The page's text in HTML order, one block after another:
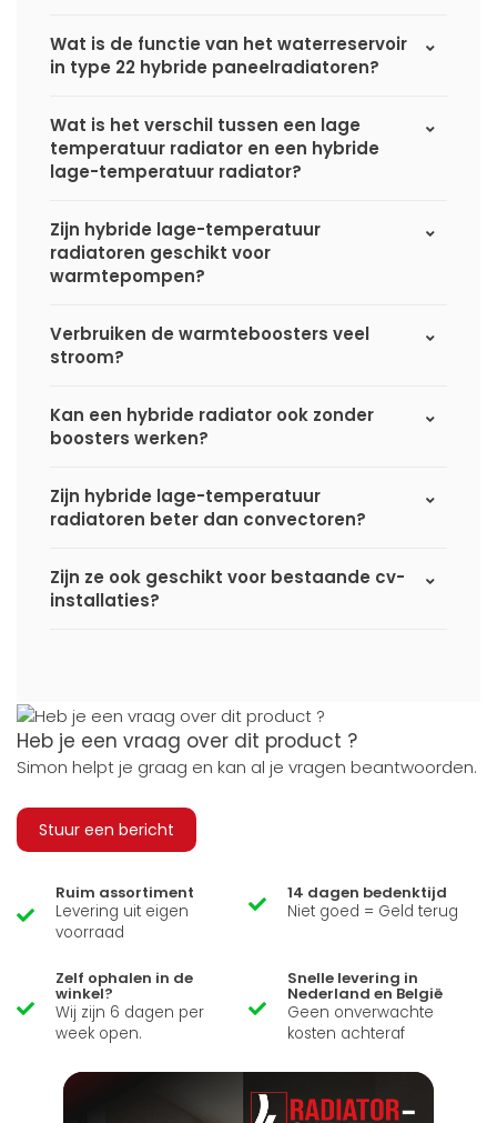
Wat is de functie van het waterreservoir
in type 22 hybride paneelradiatoren?
Wat is het verschil tussen een lage
temperatuur radiator en een hybride
lage-temperatuur radiator?
Zijn hybride lage-temperatuur
radiatoren geschikt voor
warmtepompen?
Verbruiken de warmteboosters veel
stroom?
Kan een hybride radiator ook zonder
boosters werken?
Zijn hybride lage-temperatuur
radiatoren beter dan convectoren?
Zijn ze ook geschikt voor bestaande cv-
installaties?
Heb je een vraag over dit product ?
Simon helpt je graag en kan al je vragen beantwoorden.
Stuur een bericht
Ruim assortiment
Levering uit eigen
voorraad
14 dagen bedenktijd
Niet goed = Geld terug
Zelf ophalen in de
winkel?
Wij zijn 6 dagen per
week open.
Snelle levering in
Nederland en België
Geen onverwachte
kosten achteraf